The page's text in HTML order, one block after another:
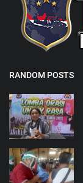
RANDOM POSTS